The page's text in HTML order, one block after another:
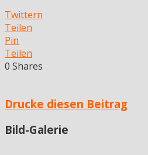
Twittern
Teilen
Pin
Teilen
0 Shares
Drucke diesen Beitrag
Bild-Galerie